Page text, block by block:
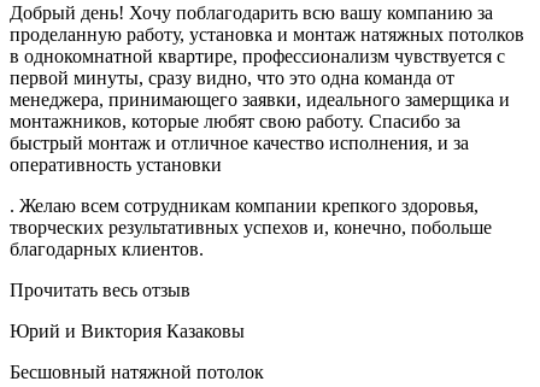
Добрый день! Хочу поблагодарить всю вашу компанию за
проделанную работу, установка и монтаж натяжных потолков
в однокомнатной квартире, профессионализм чувствуется с
первой минуты, сразу видно, что это одна команда от
менеджера, принимающего заявки, идеального замерщика и
монтажников, которые любят свою работу. Спасибо за
быстрый монтаж и отличное качество исполнения, и за
оперативность установки
. Желаю всем сотрудникам компании крепкого здоровья,
творческих результативных успехов и, конечно, побольше
благодарных клиентов.
Прочитать весь отзыв
Юрий и Виктория Казаковы
Бесшовный натяжной потолок